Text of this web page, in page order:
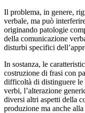
Il problema, in genere,
verbale, ma può
originando patologie
della comunicazione
disturbi specifici
In sostanza, le
costruzione di frasi con
difficoltà di distinguere le
verbi, l’alterazione
diversi altri aspetti della
produzione ma anche